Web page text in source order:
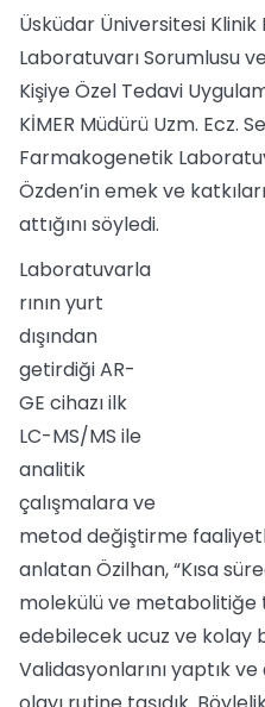
Üsküdar Üniversitesi
Laboratuvarı Sorumlusu
Kişiye Özel Tedavi
KİMER Müdürü Uzm. Ecz.
Farmakogenetik
Özden’in emek ve
attığını söyledi.
Laboratuvarla
rının yurt
dışından
getirdiği AR-
GE cihazı ilk
LC-MS/MS ile
analitik
çalışmalara ve
metod değiştirme
anlatan Özilhan, “Kısa
molekülü ve metabolitiğe
edebilecek ucuz ve kolay
Validasyonlarını yaptık